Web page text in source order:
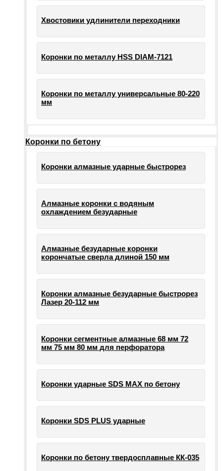
Хвостовики удлинители переходники
Коронки по металлу HSS DIAM-7121
Коронки по металлу универсальные 80-220
мм
Коронки по бетону
Коронки алмазные ударные быстрорез
Алмазные коронки с водяным
охлаждением безударные
Алмазные безударные коронки
корончатые сверла длиной 150 мм
Коронки алмазные безударные быстрорез
Лазер 20-112 мм
Коронки сегментные алмазные 68 мм 72
мм 75 мм 80 мм для перфоратора
Коронки ударные SDS MAX по бетону
Коронки SDS PLUS ударные
Коронки по бетону твердосплавные КК-035